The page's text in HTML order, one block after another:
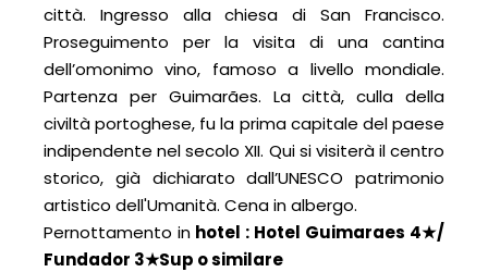
città. Ingresso alla chiesa di San Francisco.
Proseguimento per la visita di una cantina
dell’omonimo vino, famoso a livello mondiale.
Partenza per Guimarães. La città, culla della
civiltà portoghese, fu la prima capitale del paese
indipendente nel secolo XII. Qui si visiterà il centro
storico, già dichiarato dall’UNESCO patrimonio
artistico dell'Umanità. Cena in albergo.
Pernottamento in hotel : Hotel Guimaraes 4★/
Fundador 3★Sup o similare